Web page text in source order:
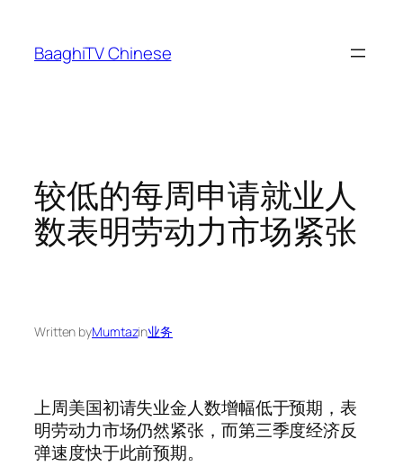
content
BaaghiTV Chinese
较低的每周申请就业人
数表明劳动力市场紧张
Written byMumtazin业务
上周美国初请失业金人数增幅低于预期，表
明劳动力市场仍然紧张，而第三季度经济反
弹速度快于此前预期。